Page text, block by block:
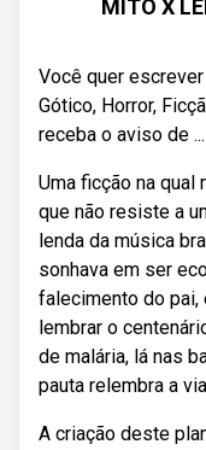
MITO X
Você quer
Gótico, Horror,
receba o aviso de ...
Uma ficção na
que não resiste a
lenda da música
sonhava em ser
falecimento do pai,
lembrar o
de malária, lá nas
pauta relembra a
A criação deste